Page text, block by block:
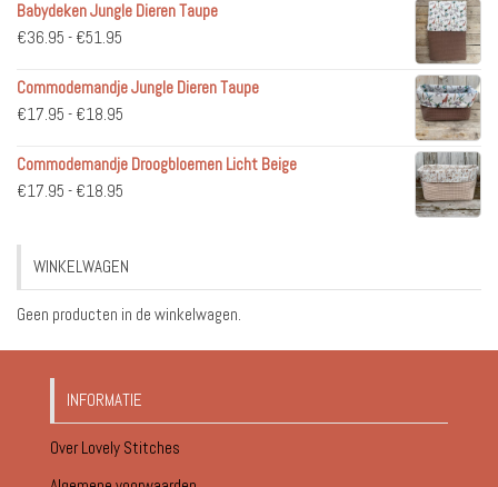
Babydeken Jungle Dieren Taupe
€36.95 - €51.95
tot
€51.95
Commodemandje Jungle Dieren Taupe
€17.95 - €18.95
tot
Commodemandje Droogbloemen Licht Beige
€17.95 - €18.95
€18.95
WINKELWAGEN
Geen producten in de winkelwagen.
INFORMATIE
Over Lovely Stitches